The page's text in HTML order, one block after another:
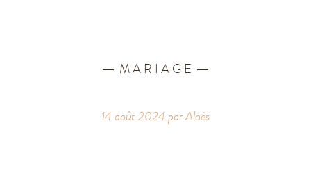
M A R I A G E
14 août 2024 par Aloès